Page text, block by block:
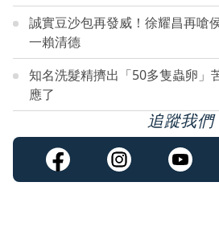
誠實豆沙包再發威！徐耀昌再
一賴清德
知名洗髮精擠出「50多隻蟲卵
應了
追蹤我們